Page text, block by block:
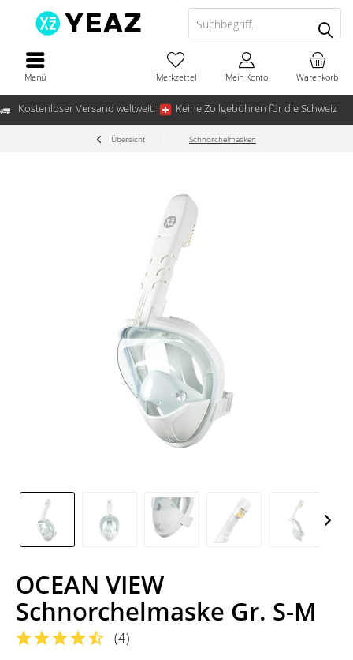
Kostenloser Versand weltweit! Keine Zollgebühren für die Schweiz
Menü Warenkorb
Merkzettel Mein Konto
Übersicht Schnorchelmasken
OCEAN VIEW
Schnorchelmaske Gr. S-M
(4)